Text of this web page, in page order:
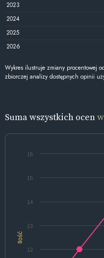
2023
2024
2025
2026
Wykres ilustruje zmiany procentowej
zbiorczej analizy dostępnych opinii
Suma wszystkich ocen
Ilość
12
13
14
15
16